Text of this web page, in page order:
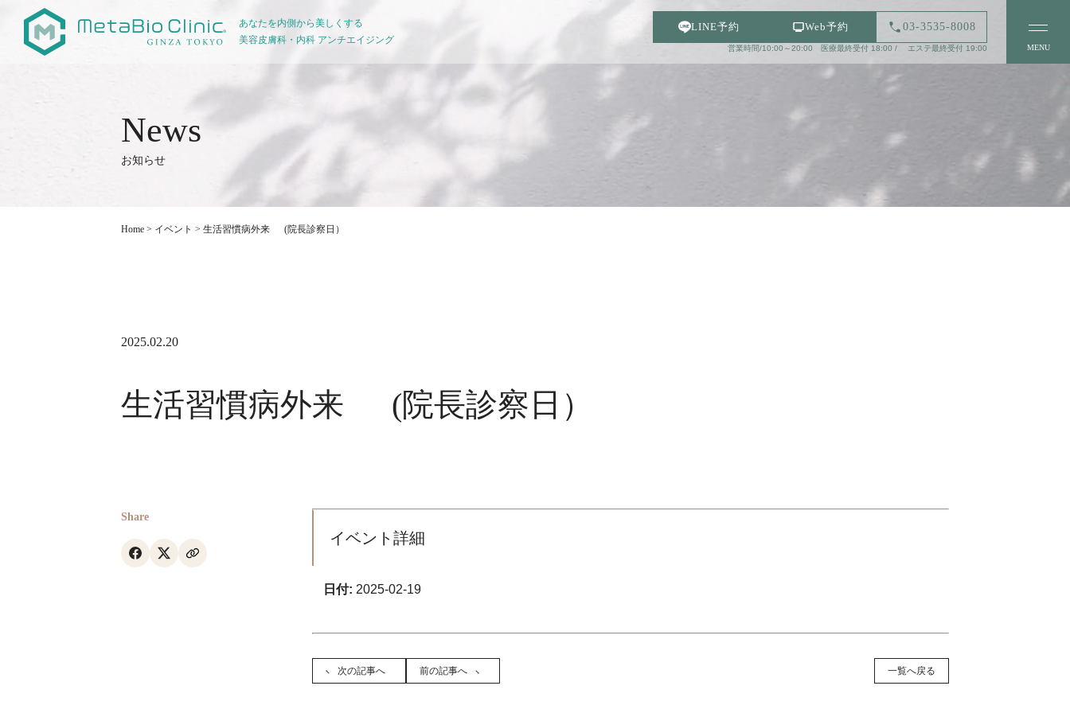
あなたを内側から美しくする
美容皮膚科・内科 アンチエイジング
LINE予約 Web予約 03-3535-8008
営業時間/10:00～20:00 医療最終受付 18:00 / エステ最終受付 19:00 MENU
お知らせ
Home > イベント > 生活習慣病外来 (院長診察日）
2025.02.20
生活習慣病外来 (院長診察日）
Share
イベント詳細
日付: 2025-02-19
次の記事へ 前の記事へ 一覧へ戻る